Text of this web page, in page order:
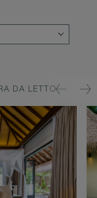
DA LETTO